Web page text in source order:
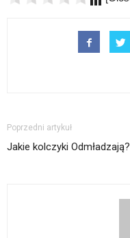
Poprzedni artykuł
Jakie kolczyki Odmładzają?